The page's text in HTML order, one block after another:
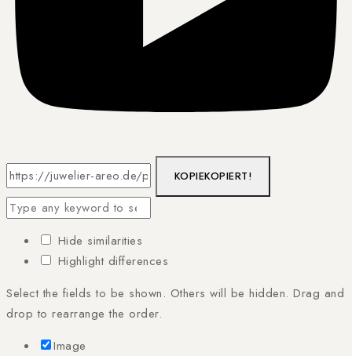
KOPIEKOPIERT!
Hide similarities
Highlight differences
Select the fields to be shown. Others will be hidden. Drag and
drop to rearrange the order.
Image